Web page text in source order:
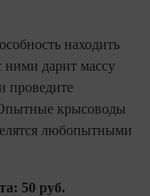
находить
ними дарит массу
проведите
крысоводы
любопытными
50 руб.